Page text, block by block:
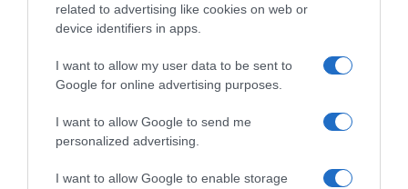
related to advertising like cookies on web or
device identifiers in apps.
I want to allow my user data to be sent to
Google for online advertising purposes.
I want to allow Google to send me
personalized advertising.
I want to allow Google to enable storage
δράστη, σε ζωτικά σημεία του σώματός
Αν και οιγιατροί έκαναν υπεράνθρωπες
μετά διαπιστώθηκε ο θάνατός της
Λίγες ώρες μετά, οι γιατροί του νοσοκομείου